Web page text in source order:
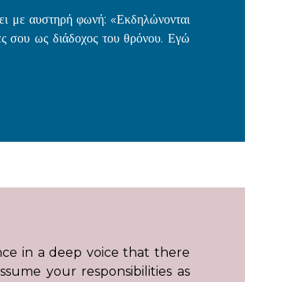
με αυστηρή φωνή: «Εκδηλώνονται
σου ως διάδοχος του θρόνου. Εγώ
in a deep voice that there
your responsibilities as